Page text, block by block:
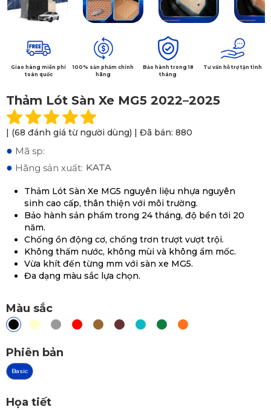
Giao hàng miễn phí
toàn quốc
100% sản phẩm chính
hãng
Bảo hành trong 18
tháng
Tư vấn hỗ trợ tận tình
Thảm Lót Sàn Xe MG5 2022–2025
| (68 đánh giá từ người dùng) | Đã bán: 880
● Mã sp:
● Hãng sản xuất: KATA
Thảm Lót Sàn Xe MG5 nguyên liệu nhựa nguyên
sinh cao cấp, thân thiện với môi trường.
Bảo hành sản phẩm trong 24 tháng, độ bền tới 20
năm.
Chống ồn động cơ, chống trơn trượt vượt trội.
Không thấm nước, không mùi và không ẩm mốc.
Vừa khít đến từng mm với sàn xe MG5.
Đa dạng màu sắc lựa chọn.
Màu sắc
Phiên bản
Basic
Họa tiết